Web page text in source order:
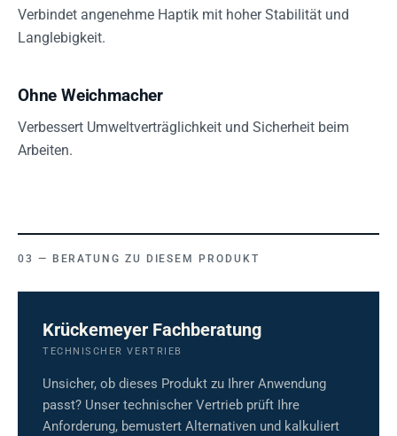
Verbindet angenehme Haptik mit hoher Stabilität und
Langlebigkeit.
Ohne Weichmacher
Verbessert Umweltverträglichkeit und Sicherheit beim
Arbeiten.
BERATUNG ZU DIESEM PRODUKT
Krückemeyer Fachberatung
TECHNISCHER VERTRIEB
Unsicher, ob dieses Produkt zu Ihrer Anwendung
passt? Unser technischer Vertrieb prüft Ihre
Anforderung, bemustert Alternativen und kalkuliert